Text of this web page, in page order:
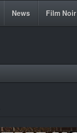
News Film Noir